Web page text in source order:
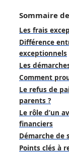
Sommaire
Les frais
Différence
exceptionnels
Les
Comment
Le refus de
parents ?
Le rôle d’un
financiers
Démarche de
Points clés à